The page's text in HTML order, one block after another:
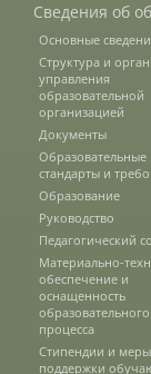
Конкурсы и
Контакты
Обратная
Банковские
Сведения об
Основные
Структура и
управления
образовательной
организацией
Документы
Образовательные
стандарты и
Образование
Руководство
Педагогический
Материально-
обеспечение и
оснащенность
образовательного
процесса
Стипендии и меры
поддержки